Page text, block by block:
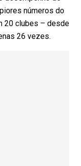
números do
20 clubes – desde
26 vezes.